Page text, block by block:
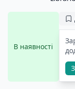
В наявності